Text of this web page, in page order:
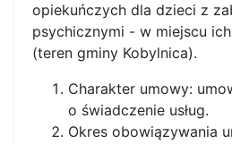
opiekuńczych dla dzieci z
psychicznymi - w miejscu
(teren gminy Kobylnica).
Charakter umowy:
o świadczenie usług.
Okres obowiązywania